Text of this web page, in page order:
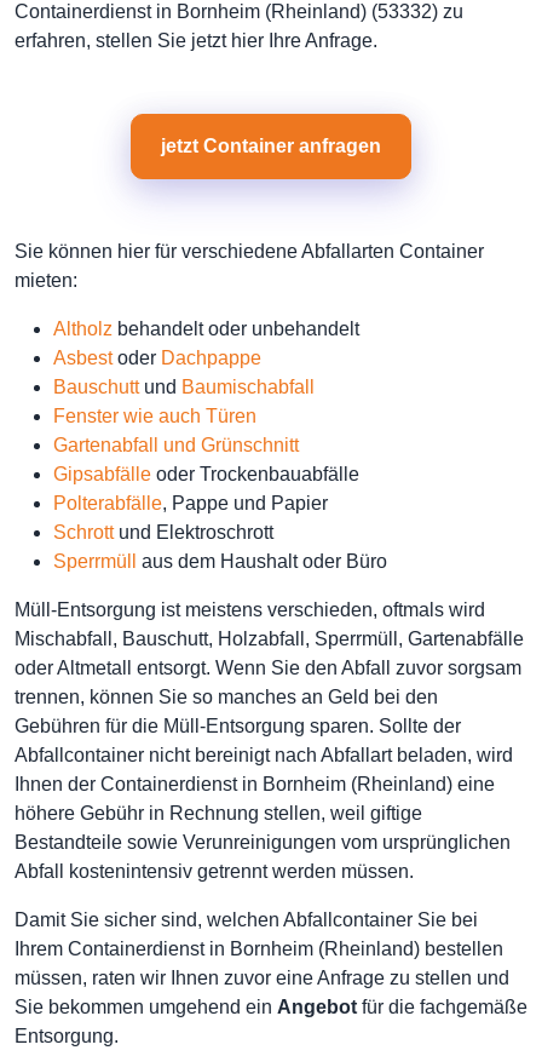
Containerdienst in Bornheim (Rheinland) (53332) zu
erfahren, stellen Sie jetzt hier Ihre Anfrage.
jetzt Container anfragen
Sie können hier für verschiedene Abfallarten Container
mieten:
Altholz behandelt oder unbehandelt
Asbestoder Dachpappe
Bauschuttund Baumischabfall
Fenster wie auch Türen
Gartenabfall und Grünschnitt
Gipsabfälle oder Trockenbauabfälle
Polterabfälle, Pappe und Papier
Schrottund Elektroschrott
Sperrmüll
aus dem Haushalt oder Büro
Müll-Entsorgung ist meistens verschieden, oftmals wird
Mischabfall, Bauschutt, Holzabfall, Sperrmüll, Gartenabfälle
oder Altmetall entsorgt. Wenn Sie den Abfall zuvor sorgsam
trennen, können Sie so manches an Geld bei den
Gebühren für die Müll-Entsorgung sparen. Sollte der
Abfallcontainer nicht bereinigt nach Abfallart beladen, wird
Ihnen der Containerdienst in Bornheim (Rheinland) eine
höhere Gebühr in Rechnung stellen, weil giftige
Bestandteile sowie Verunreinigungen vom ursprünglichen
Abfall kostenintensiv getrennt werden müssen.
Damit Sie sicher sind, welchen Abfallcontainer Sie bei
Ihrem Containerdienst in Bornheim (Rheinland) bestellen
müssen, raten wir Ihnen zuvor eine Anfrage zu stellen und
Sie bekommen umgehend ein Angebot für die fachgemäße
Entsorgung.